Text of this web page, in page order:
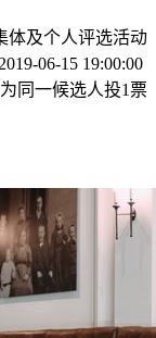
体及个人评选活动
06-15 19:00:00
同一候选人投1票